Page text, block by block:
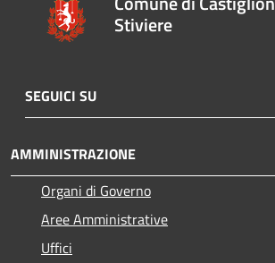
Stiviere
SEGUICI SU
AMMINISTRAZIONE
Organi di Governo
Aree Amministrative
Uffici